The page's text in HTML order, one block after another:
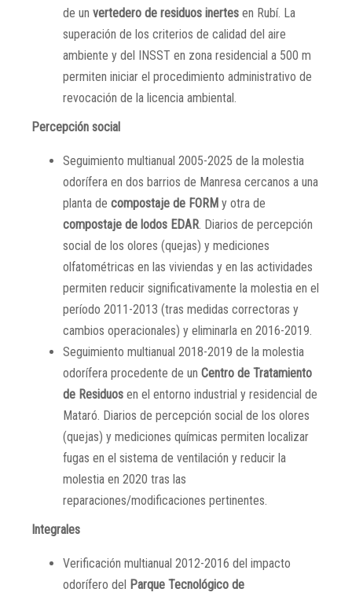
de un vertedero de residuos inertes en Rubí. La
superación de los criterios de calidad del aire
ambiente y del INSST en zona residencial a 500 m
permiten iniciar el procedimiento administrativo de
revocación de la licencia ambiental.
Percepción social
Seguimiento multianual 2005-2025 de la molestia
odorífera en dos barrios de Manresa cercanos a una
planta de compostaje de FORM y otra de
compostaje de lodos EDAR. Diarios de percepción
social de los olores (quejas) y mediciones
olfatométricas en las viviendas y en las actividades
permiten reducir significativamente la molestia en el
período 2011-2013 (tras medidas correctoras y
cambios operacionales) y eliminarla en 2016-2019.
Seguimiento multianual 2018-2019 de la molestia
odorífera procedente de un Centro de Tratamiento
de Residuos en el entorno industrial y residencial de
Mataró. Diarios de percepción social de los olores
(quejas) y mediciones químicas permiten localizar
fugas en el sistema de ventilación y reducir la
molestia en 2020 tras las
reparaciones/modificaciones pertinentes.
Integrales
Verificación multianual 2012-2016 del impacto
odorífero del Parque Tecnológico de